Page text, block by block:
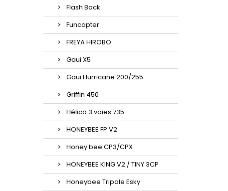
Flash Back
Funcopter
FREYA HIROBO
Gaui X5
Gaui Hurricane 200/255
Griffin 450
Hélico 3 voies 735
HONEYBEE FP V2
Honey bee CP3/CPX
HONEYBEE KING V2 / TINY 3CP
Honeybee Tripale Esky